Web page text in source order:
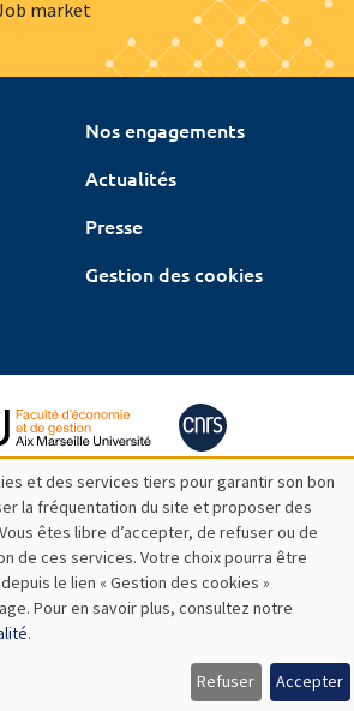
market
Nos engagements
Actualités
Presse
Gestion des cookies
et des services tiers pour garantir son bon
la fréquentation du site et proposer des
êtes libre d’accepter, de refuser ou de
de ces services. Votre choix pourra être
le lien « Gestion des cookies »
Pour en savoir plus, consultez notre
.
Refuser Accepter